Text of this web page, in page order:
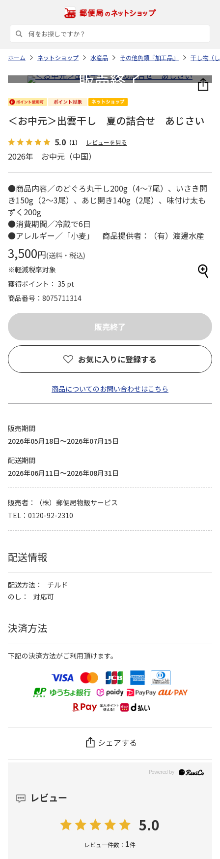
ホーム ネットショップ 水産品 その他魚類『加工品』 干し物（
＜お中元＞出雲干し 夏の詰合せ あじさい
5.0 （1） レビューを見る
2026年 お中元（中国）
●商品内容／のどぐろ丸干し200g（4～7尾）、いさき開
き150g（2～3尾）、あじ開き140g（2尾）、味付け太も
ずく200g
●消費期間／冷蔵で6日
●アレルギー／「小麦」 商品提供者：（有）渡邊水産
3,500円(送料・税込)
※軽減税率対象
獲得ポイント： 35 pt
商品番号
8075711314
お気に入りに登録する
商品についてのお問い合わせはこちら
販売期間
2026年05月18日～2026年07月15日
配送期間
2026年06月11日～2026年08月31日
販売者
（株）郵便局物販サービス
TEL
0120-92-2310
配送情報
配送方法
チルド
のし
対応可
決済方法
下記の決済方法がご利用頂けます。
シェアする
レビュー
5.0
レビュー件数： 1件